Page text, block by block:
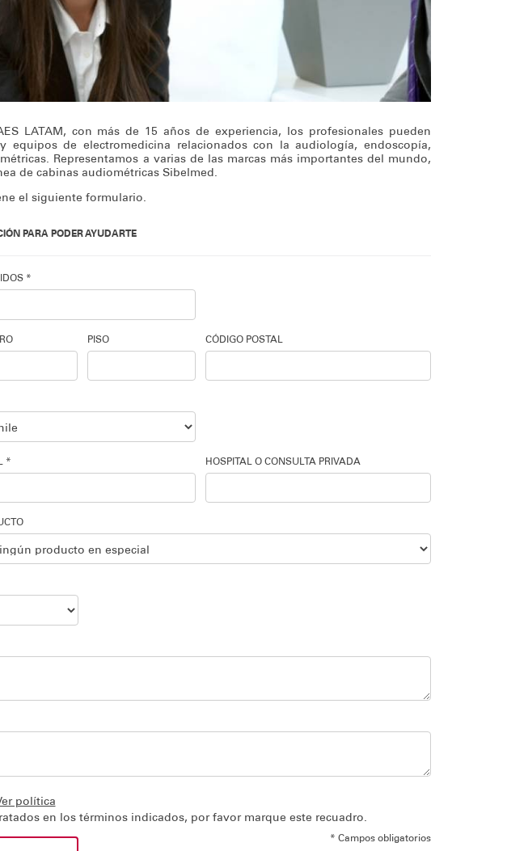
LATAM, con más de 15 años de experiencia, los profesionales pueden
de electromedicina relacionados con la audiología, endoscopía,
Representamos a varias de las marcas más importantes del mundo,
de cabinas audiométricas Sibelmed.
el siguiente formulario.
PARA PODER AYUDARTE
*
PISO CÓDIGO POSTAL
* HOSPITAL O CONSULTA PRIVADA
política
en los términos indicados, por favor marque este recuadro.
* Campos obligatorios